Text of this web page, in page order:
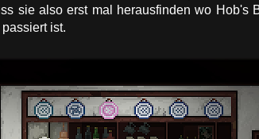
sie also erst mal herausfinden wo Hob's
ist.